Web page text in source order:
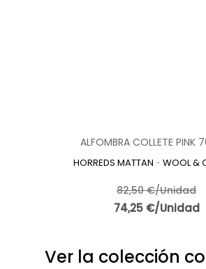
ALFOMBRA COLLETE PINK
HORREDS MATTAN - WOOL &
82,50 €/Unidad
74,25 €/Unidad
Ver la colección